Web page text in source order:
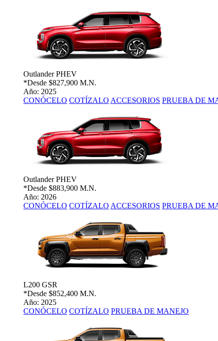
Outlander PHEV
*Desde $827,900 M.N.
Año: 2025
CONÓCELO COTÍZALO ACCESORIOS PRUEBA DE
Outlander PHEV
*Desde $883,900 M.N.
Año: 2026
CONÓCELO COTÍZALO ACCESORIOS PRUEBA DE
L200 GSR
*Desde $852,400 M.N.
Año: 2025
CONÓCELO COTÍZALO PRUEBA DE MANEJO